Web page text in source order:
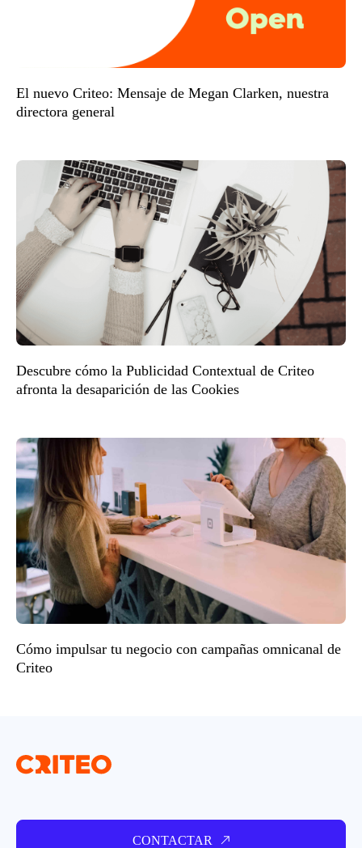
El nuevo Criteo: Mensaje de Megan Clarken, nuestra
directora general
Descubre cómo la Publicidad Contextual de Criteo
afronta la desaparición de las Cookies
Cómo impulsar tu negocio con campañas omnicanal de
Criteo
CONTACTAR